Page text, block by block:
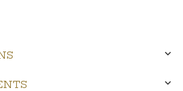

